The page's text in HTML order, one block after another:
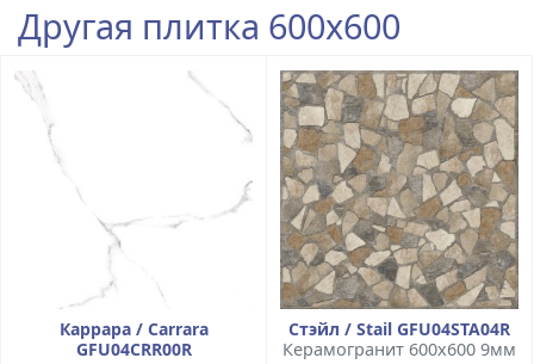
Другая плитка 600x600
Каррара / Carrara
GFU04CRR00R
Стэйл / Stail GFU04STA04R
Керамогранит 600x600 9мм